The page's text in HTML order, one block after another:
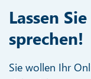
Lassen
sprechen!
Sie wollen Ihr